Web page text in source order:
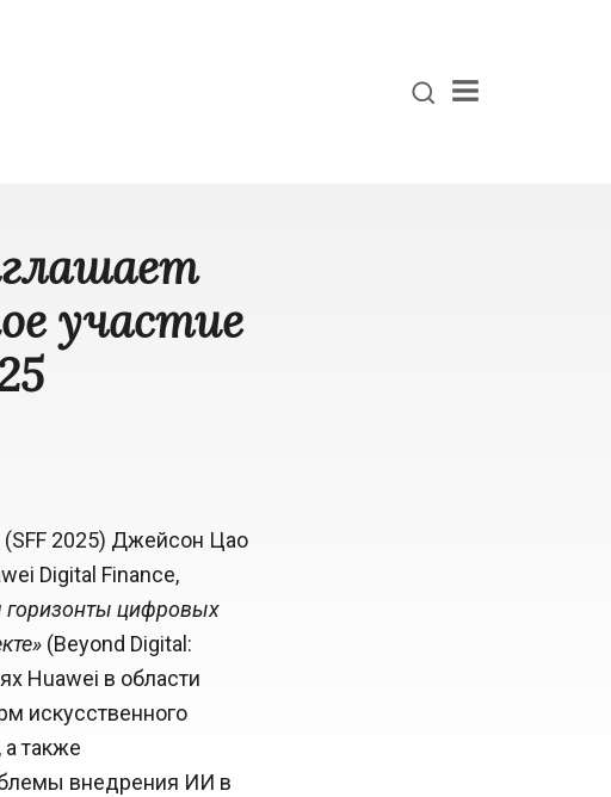
участие
(SFF 2025) Джейсон Цао
Digital Finance,
горизонты цифровых
(Beyond Digital:
Huawei в области
искусственного
также
внедрения ИИ в